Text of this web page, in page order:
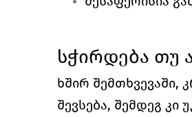
სჭირდება თუ
ხშირ შემთხვევაში,
შევსება, შემდეგ კი